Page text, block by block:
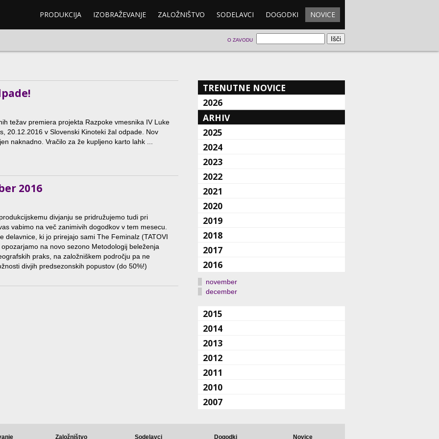
PRODUKCIJA IZOBRAŽEVANJE ZALOŽNIŠTVO SODELAVCI DOGODKI NOVICE
O ZAVODU
težav premiera projekta Razpoke vmesnika IV Luke
20.12.2016 v Slovenski Kinoteki žal odpade. Nov
naknadno. Vračilo za že kupljeno karto lahk ...
2016
divjanju se pridružujemo tudi pri
vabimo na več zanimivih dogodkov v tem mesecu.
delavnice, ki jo prirejajo sami The Feminalz (TATOVI
na novo sezono Metodologij beleženja
praks, na založniškem področju pa ne
divjih predsezonskih popustov (do 50%!)
TRENUTNE NOVICE
2026
ARHIV
2025
2024
2023
2022
2021
2020
2019
2018
2017
2016
november
december
2015
2014
2013
2012
2011
2010
2007
Založništvo Sodelavci Dogodki Novice